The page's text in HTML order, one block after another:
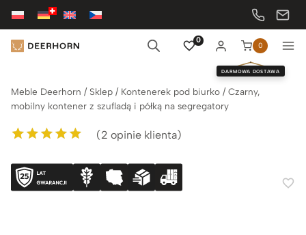
Przejdź
treści
0
0
DARMOWA DOSTAWA
Meble Deerhorn / Sklep / Kontenerek pod biurko /Czarny,
mobilny kontener z szufladą i półką na segregatory
5.00na 5 na
podstawie
ocen klientów
(2 opinie klienta)